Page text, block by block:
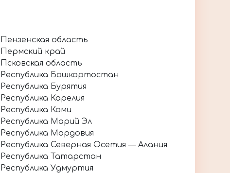
Пензенская область
Пермский край
Псковская область
Республика Башкортостан
Республика Бурятия
Республика Карелия
Республика Коми
Республика Марий Эл
Республика Мордовия
Республика Северная Осетия — Алания
Республика Татарстан
Республика Удмуртия